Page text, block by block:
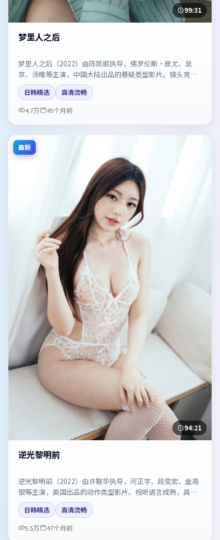
99:31
梦里人之后
梦里人之后（2022）由陈凯歌执导，佛罗伦斯·皮尤、吴
京、汤唯等主演，中国大陆出品的悬疑类型影片。镜头克制
却充满张力，人物弧光完整。剧情简介与主创信息可供检索
参考，上映日期以片方资料为准。
日韩精选
高清流畅
4.7万
45个月前
最新
94:21
逆光黎明前
逆光黎明前（2022）由许鞍华执导，河正宇、段奕宏、金高
银等主演，英国出品的动作类型影片。视听语言成熟，具备
院线质感。剧情简介与主创信息可供检索参考，上映日期以
片方资料为准。
日韩精选
高清流畅
5.5万
47个月前